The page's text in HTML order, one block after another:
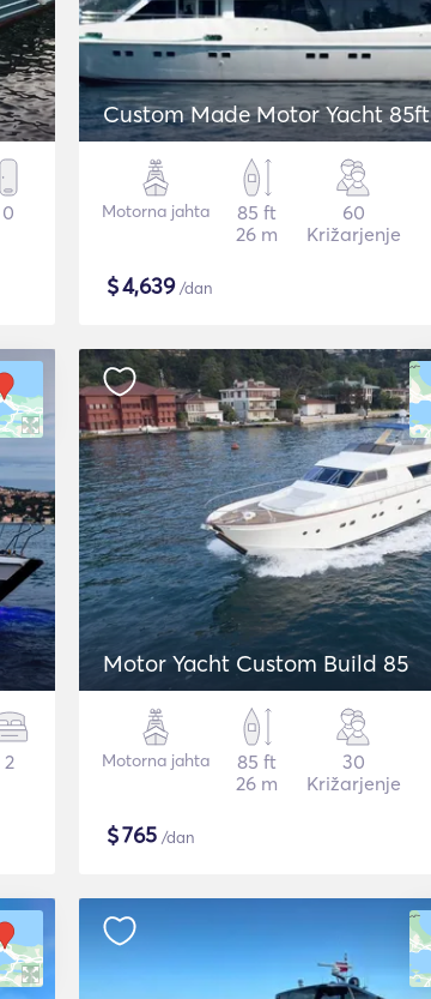
0
Custom Made Motor Yacht 85ft
Motorna jahta
85 ft
26 m
60
Križarjenje
$4,639/dan
2
Motor Yacht Custom Build 85
Motorna jahta
85 ft
26 m
30
Križarjenje
$765 /dan